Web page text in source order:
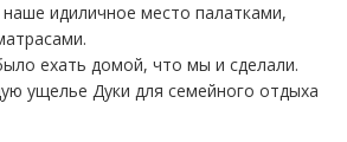
идиличное место палатками,
ехать домой, что мы и сделали.
ущелье Дуки для семейного отдыха